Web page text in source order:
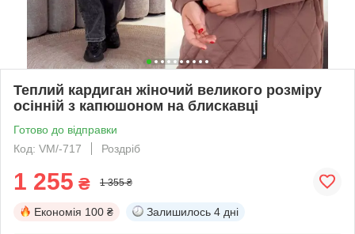
Теплий кардиган жіночий великого розміру
осінній з капюшоном на блискавці
Готово до відправки
Код: VM/-717
Роздріб
1 255 ₴ 1 355 ₴
Економія 100 ₴ Залишилось 4 дні